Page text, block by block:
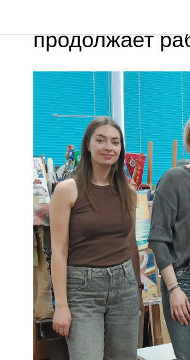
Инициативный
продолжает